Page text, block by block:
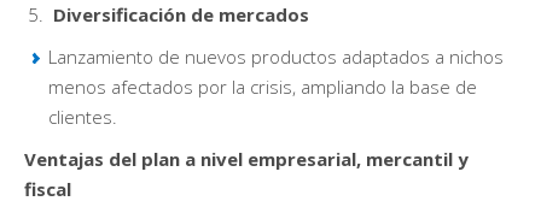
Diversificación de mercados
Lanzamiento de nuevos productos adaptados a nichos
menos afectados por la crisis, ampliando la base de
clientes.
Ventajas del plan a nivel empresarial, mercantil y
fiscal